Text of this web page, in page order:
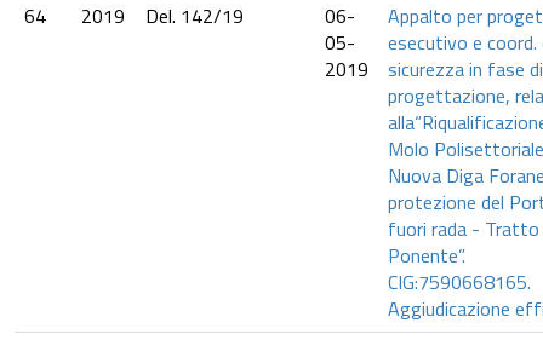
64
2019 Del. 142/19
06-
05-
2019
Appalto per
esecutivo e coord.
sicurezza in fase di
progettazione,
Molo
Nuova Diga
protezione del
fuori rada - Tratto
Ponente”.
CIG:7590668165.
Aggiudicazione